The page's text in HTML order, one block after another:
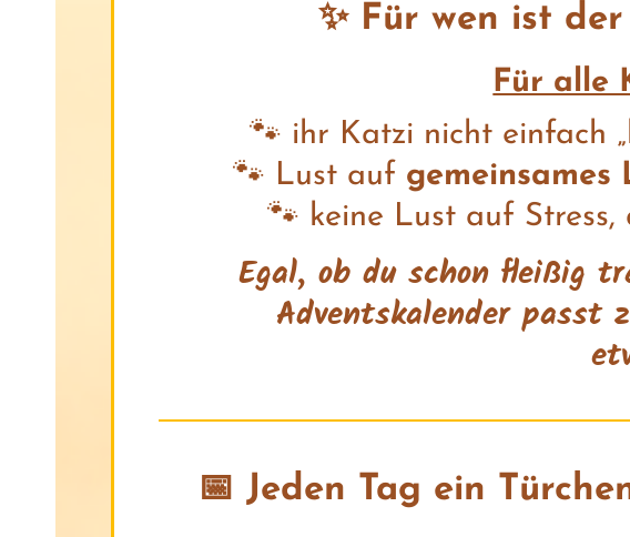
✨ Für wen ist
Für alle
🐾 ihr Katzi nicht einfach
🐾 Lust auf gemeinsames
🐾 keine Lust auf
Egal, ob du schon fleißig
Adventskalender passt
📅 Jeden Tag ein